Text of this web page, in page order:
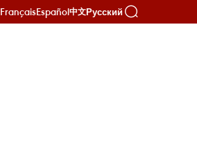
FrançaisEspañol中文Русский